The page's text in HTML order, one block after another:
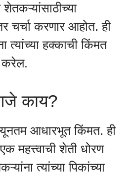
चर्चा करणार आहोत. ही
त्यांच्या हक्काची किंमत
करेल.
काय?
आधारभूत किंमत. ही
महत्त्वाची शेती धोरण
त्यांच्या पिकांच्या